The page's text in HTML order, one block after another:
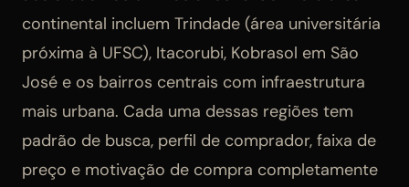
continental incluem Trindade (área universitária
próxima à UFSC), Itacorubi, Kobrasol em São
José e os bairros centrais com infraestrutura
mais urbana. Cada uma dessas regiões tem
padrão de busca, perfil de comprador, faixa de
preço e motivação de compra completamente